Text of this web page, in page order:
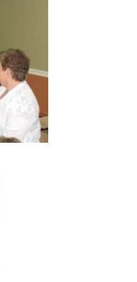
rouge
18 octobre 2017
26 avril 2017
2017-01-26